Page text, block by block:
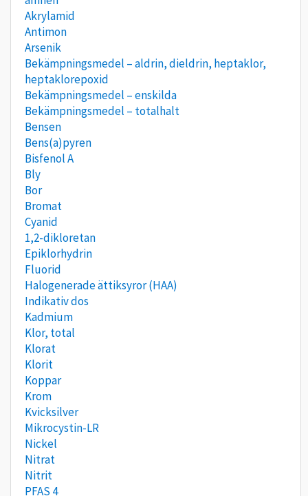
Akrylamid
Antimon
Arsenik
Bekämpningsmedel – aldrin, dieldrin, heptaklor,
heptaklorepoxid
Bekämpningsmedel – enskilda
Bekämpningsmedel – totalhalt
Bensen
Bens(a)pyren
Bisfenol A
Bly
Bor
Bromat
Cyanid
1,2-dikloretan
Epiklorhydrin
Fluorid
Halogenerade ättiksyror (HAA)
Indikativ dos
Kadmium
Klor, total
Klorat
Klorit
Koppar
Krom
Kvicksilver
Mikrocystin-LR
Nickel
Nitrat
Nitrit
PFAS 4